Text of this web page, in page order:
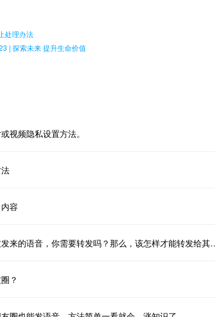
处理办法
| 探索未来 提升生命价值
视频隐私设置方法。
容
在使用微信时，好友发来的语
？